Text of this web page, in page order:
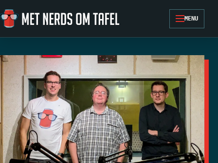
Ga naar de inhoud
MENU